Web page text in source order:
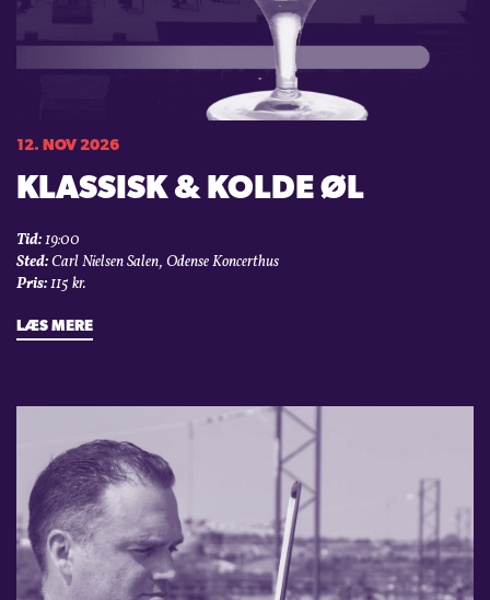
12. NOV 2026
KLASSISK & KOLDE ØL
Tid:19:00
Sted:Carl Nielsen Salen, Odense Koncerthus
Pris:115 kr.
LÆS MERE